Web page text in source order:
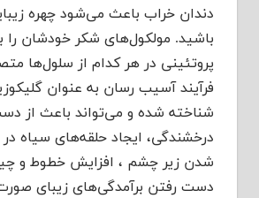
دندان خراب باعث می‌شود چهره
باشید. مولکول‌های شکر خودشان را
پروتئینی در هر کدام از سلول‌ها
فرآیند آسیب رسان به عنوان
شناخته شده و می‌تواند باعث از
درخشندگی، ایجاد حلقه‌های سیاه
شدن زیر چشم ، افزایش خطوط و
دست رفتن برآمدگی‌های زیبای